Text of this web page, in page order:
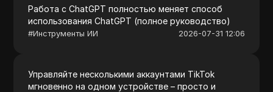
Работа с ChatGPT полностью меняет способ
использования ChatGPT (полное руководство)
#Инструменты ИИ 2026-07-31 12:06
Управляйте несколькими аккаунтами TikTok
мгновенно на одном устройстве – просто и